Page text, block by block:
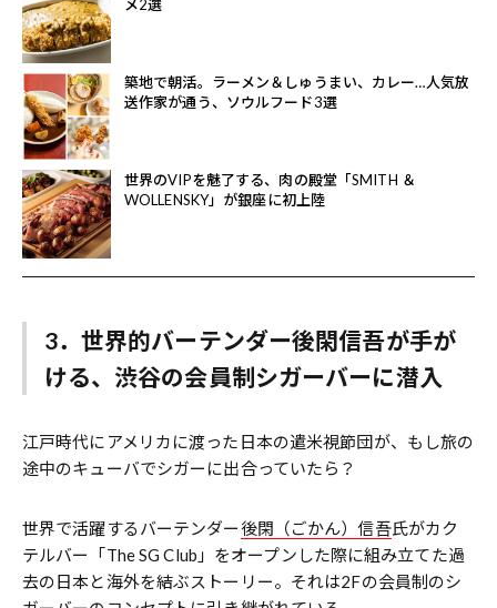
メ2選
築地で朝活。ラーメン＆しゅうまい、カレー…人気放
送作家が通う、ソウルフード3選
世界のVIPを魅了する、肉の殿堂「SMITH ＆
WOLLENSKY」が銀座に初上陸
3．世界的バーテンダー後閑信吾が手が
ける、渋谷の会員制シガーバーに潜入
江戸時代にアメリカに渡った日本の遣米視節団が、もし旅の
途中のキューバでシガーに出合っていたら？
世界で活躍するバーテンダー後閑（ごかん）信吾氏がカク
テルバー「The SG Club」をオープンした際に組み立てた過
去の日本と海外を結ぶストーリー。それは2Fの会員制のシ